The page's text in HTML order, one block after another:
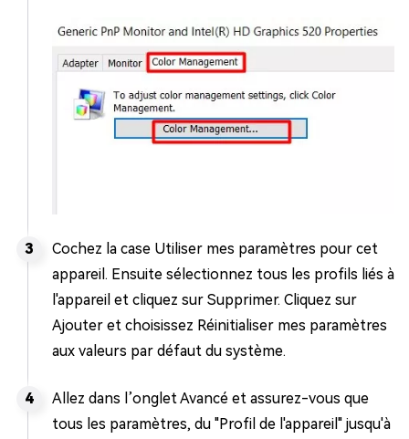
Cochez la case Utiliser mes paramètres pour cet
appareil. Ensuite sélectionnez tous les profils liés à
l'appareil et cliquez sur Supprimer. Cliquez sur
Ajouter et choisissez Réinitialiser mes paramètres
aux valeurs par défaut du système.
Allez dans l’onglet Avancé et assurez-vous que
tous les paramètres, du "Profil de l'appareil" jusqu'à